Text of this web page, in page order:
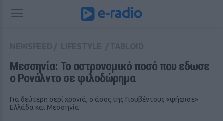
Μεσσηνία: To αστρονομικό ποσό που εδωσε
ο Ρονάλντο σε φιλοδώρημα
Για δεύτερη σερί χρονιά, ο άσος της Γιουβέντους «ψήφισε»
Ελλάδα και Μεσσηνία